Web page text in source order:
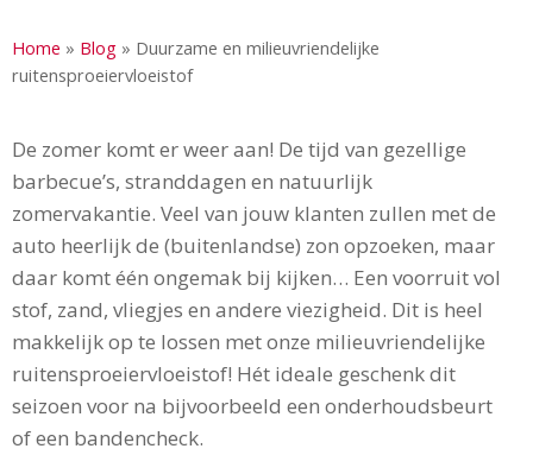
Home » Blog » Duurzame en milieuvriendelijke
ruitensproeiervloeistof
De zomer komt er weer aan! De tijd van gezellige
barbecue’s, stranddagen en natuurlijk
zomervakantie. Veel van jouw klanten zullen met de
auto heerlijk de (buitenlandse) zon opzoeken, maar
daar komt één ongemak bij kijken… Een voorruit vol
stof, zand, vliegjes en andere viezigheid. Dit is heel
makkelijk op te lossen met onze milieuvriendelijke
ruitensproeiervloeistof! Hét ideale geschenk dit
seizoen voor na bijvoorbeeld een onderhoudsbeurt
of een bandencheck.